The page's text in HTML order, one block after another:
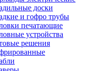
доски
и гофро трубы
печатающие
устройства
решения